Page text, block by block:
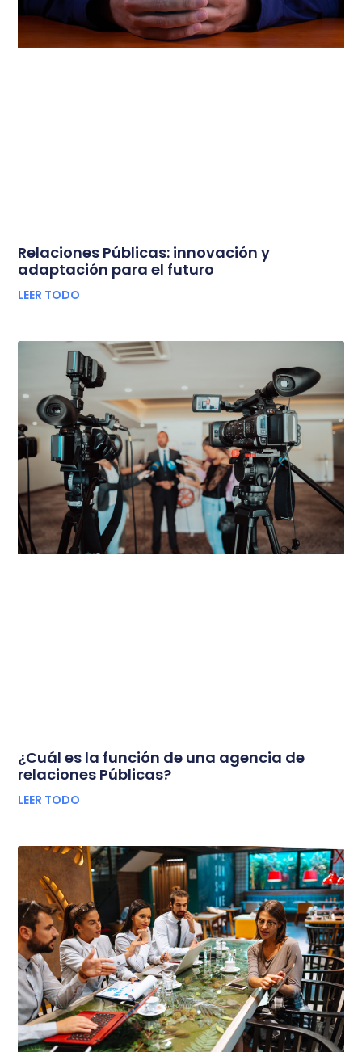
Relaciones Públicas: innovación y
adaptación para el futuro
LEER TODO
¿Cuál es la función de una agencia de
relaciones Públicas?
LEER TODO